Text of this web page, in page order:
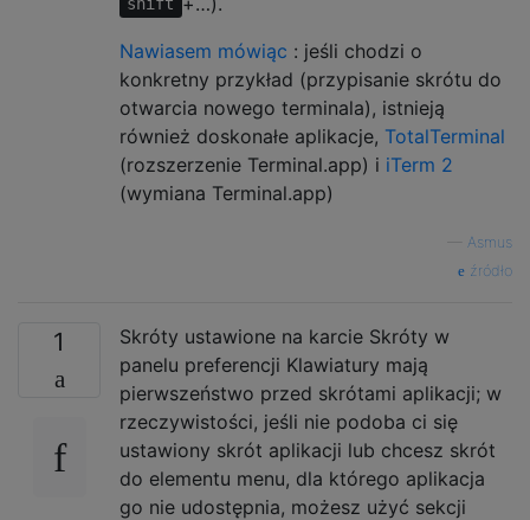
shift
Nawiasem mówiąc : jeśli chodzi o
konkretny przykład (przypisanie skrótu do
otwarcia nowego terminala), istnieją
również doskonałe aplikacje, TotalTerminal
(rozszerzenie Terminal.app) i iTerm 2
(wymiana Terminal.app)
Asmus
źródło
1
Skróty ustawione na karcie Skróty w
panelu preferencji Klawiatury mają
pierwszeństwo przed skrótami aplikacji; w
rzeczywistości, jeśli nie podoba ci się
ustawiony skrót aplikacji lub chcesz skrót
do elementu menu, dla którego aplikacja
go nie udostępnia, możesz użyć sekcji